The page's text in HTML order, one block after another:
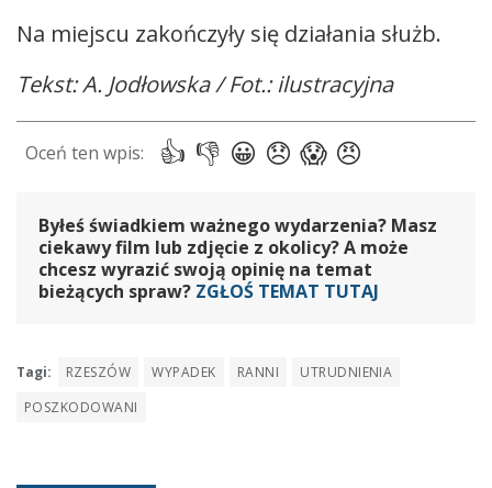
Na miejscu zakończyły się działania służb.
Tekst: A. Jodłowska / Fot.: ilustracyjna
Byłeś świadkiem ważnego wydarzenia? Masz
ciekawy film lub zdjęcie z okolicy? A może
chcesz wyrazić swoją opinię na temat
bieżących spraw? ZGŁOŚ TEMAT TUTAJ
Tagi: RZESZÓW WYPADEK RANNI
UTRUDNIENIA
POSZKODOWANI